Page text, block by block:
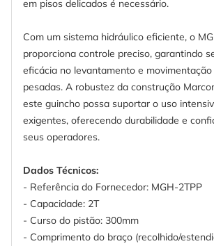
em pisos delicados é necessário.
Com um sistema hidráulico eficiente, o
proporciona controle preciso, garantindo
eficácia no levantamento e
pesadas. A robustez da construção
este guincho possa suportar o uso
exigentes, oferecendo durabilidade e
seus operadores.
Dados Técnicos:
- Referência do Fornecedor: MGH-2TPP
- Capacidade: 2T
- Curso do pistão: 300mm
- Comprimento do braço (recolhido/